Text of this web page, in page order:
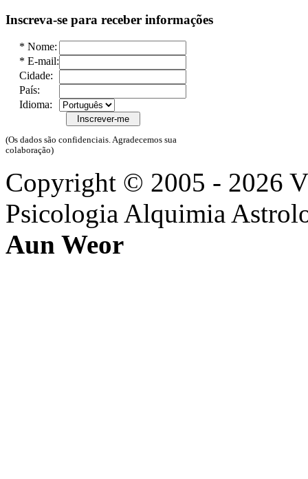
Inscreva-se para receber informações
* Nome:
* E-mail:
Cidade:
País:
Idioma:
(Os dados são confidenciais. Agradecemos sua
colaboração)
Copyright © 2005 - 2026
Psicologia Alquimia
Aun Weor